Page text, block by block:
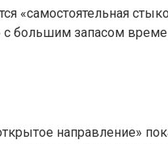
«самостоятельная
с большим запасом
направление»